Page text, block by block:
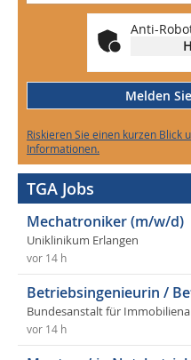
Anti-
Melden
Riskieren Sie einen kurzen Blick
Informationen.
TGA Jobs
Mechatroniker (m/w/d)
Uniklinikum Erlangen
vor 14 h
Betriebsingenieurin /
Bundesanstalt für
vor 14 h